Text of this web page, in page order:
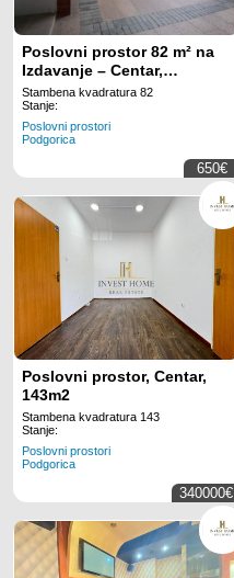
Poslovni prostor 82 m² na
Izdavanje – Centar,
Podgorica
Stambena kvadratura 82
Stanje:
Poslovni prostori
Podgorica
650€
Poslovni prostor, Centar,
143m2
Stambena kvadratura 143
Stanje:
Poslovni prostori
Podgorica
340000€